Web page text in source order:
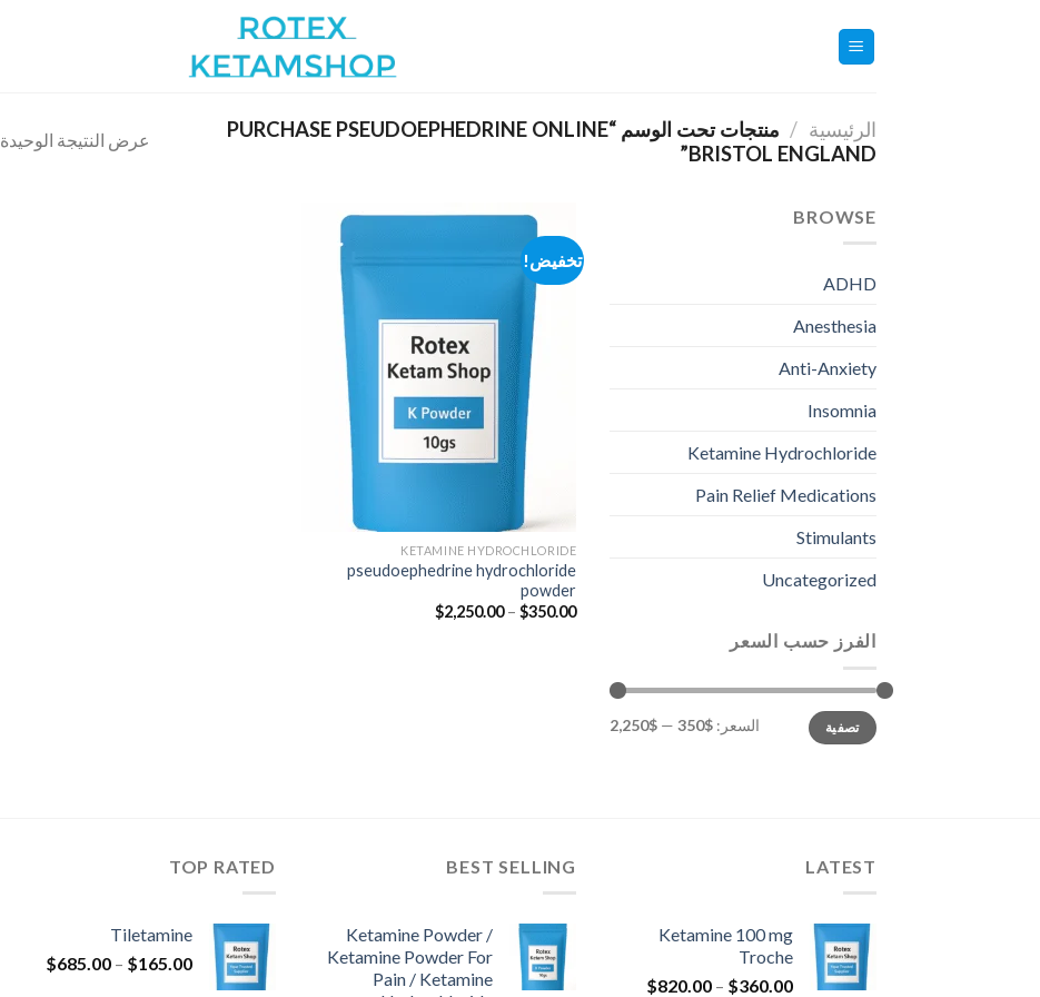
الرئيسية /
منتجات تحت الوسم “PURCHASE PSEUDOEPHEDRINE ONLINE
BRISTOL ENGLAND”
عرض النتيجة الوحيدة
BROWSE
ADHD
Anesthesia
Anti-Anxiety
Insomnia
Ketamine Hydrochloride
Pain Relief Medications
Stimulants
Uncategorized
الفرز حسب السعر
أدنى
سعر
أعلى
سعرتصفية السعر: $350
—
$2,250
تخفيض!
Add to
wishlist
KETAMINE HYDROCHLORIDE
pseudoephedrine hydrochloride
powder
$350.00
–
$2,250.00 نطاق
LATEST
Ketamine 100 mg
Troche
$360.00
–
$820.00
BEST SELLING
Ketamine Powder /
Ketamine Powder For
Pain / Ketamine
TOP RATED
Tiletamine
$165.00
–
$685.00